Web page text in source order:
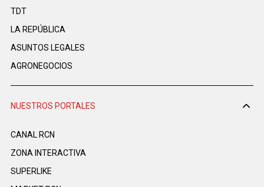
TDT
LA REPÚBLICA
ASUNTOS LEGALES
AGRONEGOCIOS
NUESTROS PORTALES
CANAL RCN
ZONA INTERACTIVA
SUPERLIKE